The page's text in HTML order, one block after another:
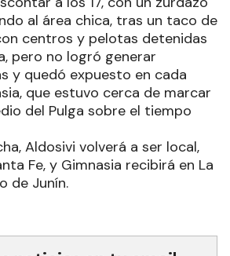
al área chica, tras un taco de
centros y pelotas detenidas
pero no logró generar
y quedó expuesto en cada
que estuvo cerca de marcar
del Pulga sobre el tiempo
Aldosivi volverá a ser local,
Fe, y Gimnasia recibirá en La
de Junín.